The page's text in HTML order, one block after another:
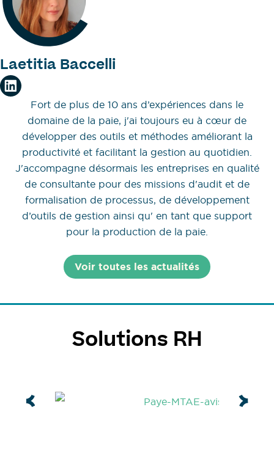
Laetitia Baccelli
Fort de plus de 10 ans d’expériences dans le
domaine de la paie, j'ai toujours eu à cœur de
développer des outils et méthodes améliorant la
productivité et facilitant la gestion au quotidien.
J'accompagne désormais les entreprises en qualité
de consultante pour des missions d'audit et de
formalisation de processus, de développement
d’outils de gestion ainsi qu' en tant que support
pour la production de la paie.
Voir toutes les actualités
Solutions RH